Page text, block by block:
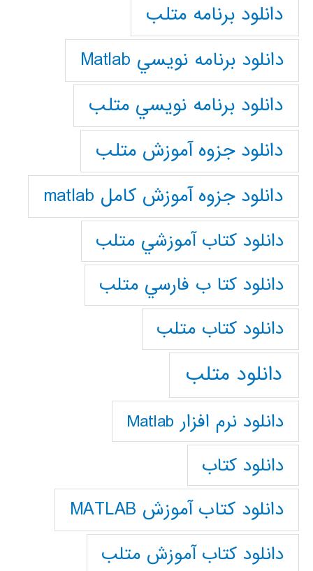
دانلود برنامه متلب
دانلود برنامه نويسي Matlab
دانلود برنامه نويسي متلب
دانلود جزوه آموزش متلب
دانلود جزوه آموزش کامل matlab
دانلود كتاب آموزشي متلب
دانلود كتا ب فارسي متلب
دانلود كتاب متلب
دانلود متلب
دانلود نرم افزار Matlab
دانلود کتاب
دانلود کتاب آموزش MATLAB
دانلود کتاب آموزش متلب